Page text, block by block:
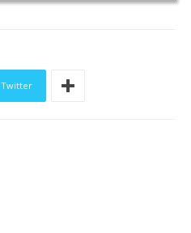
Twitter